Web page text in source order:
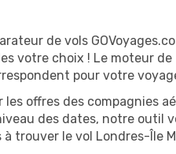
de vols
votre choix ! Le moteur de
pour votre
offres des compagnies
des dates, notre outil
trouver le vol Londres-Île